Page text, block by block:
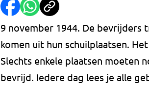
9 november 1944. De bevrijders
komen uit hun schuilplaatsen.
Slechts enkele plaatsen moeten
bevrijd. Iedere dag lees je alle